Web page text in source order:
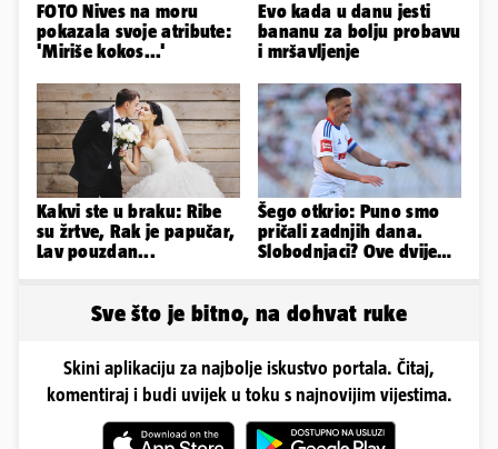
FOTO Nives na moru
pokazala svoje atribute:
'Miriše kokos...'
Evo kada u danu jesti
bananu za bolju probavu
i mršavljenje
Kakvi ste u braku: Ribe
su žrtve, Rak je papučar,
Lav pouzdan...
Šego otkrio: Puno smo
pričali zadnjih dana.
Slobodnjaci? Ove dvije
Sve što je bitno, na dohvat ruke
Skini aplikaciju za najbolje iskustvo portala. Čitaj,
komentiraj i budi uvijek u toku s najnovijim vijestima.